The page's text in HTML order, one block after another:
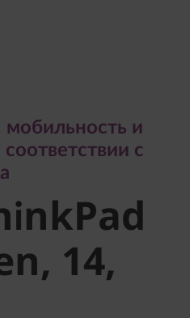
14,
и
с
14,